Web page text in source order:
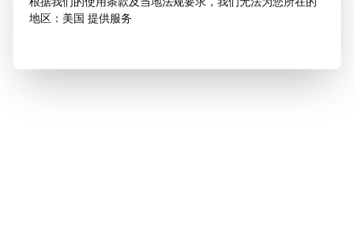
地区：美国 提供服务